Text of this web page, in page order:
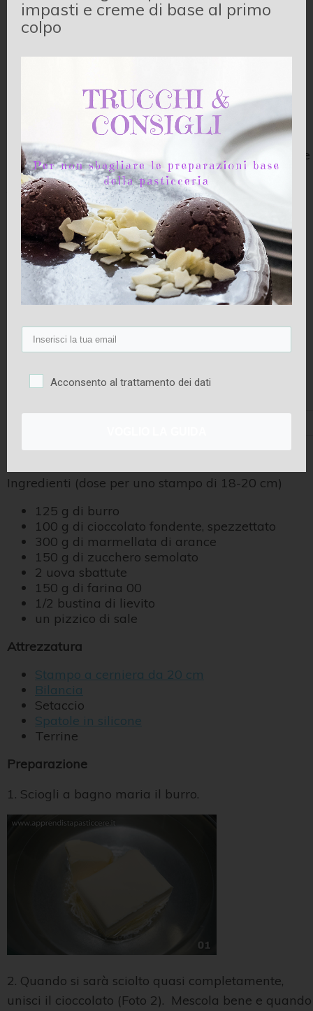
barattolo, un profumo delizioso. Allora ho pensato,
per ringraziare Francesca, di questo dono così
La ricetta è tratta dal libro “Delizie Divine (come
diventare una dea in cucina)” di Nigella Lawson. Il
titolo originale della ricetta è Store Cupboard
Chocolate-Orange Cake. La facilità di preparazione
è quasi imbarazzante, il risultato è strepitoso: un
torta cioccolatosa, con retrogusto all’arancia, che
rimane morbida e umida…..Francesca mi ha
detto…”quasi meglio della Sacher!”
20 minuti
50 minuti Bassa
Ingredienti (dose per uno stampo di 18-20 cm)
125 g di burro
100 g di cioccolato fondente, spezzettato
300 g di marmellata di arance
150 g di zucchero semolato
2 uova sbattute
150 g di farina 00
1/2 bustina di lievito
un pizzico di sale
Attrezzatura
Stampo a cerniera da 20 cm
Bilancia
Setaccio
Spatole in silicone
Terrine
Preparazione
1. Sciogli a bagno maria il burro.
2. Quando si sarà sciolto quasi completamente,
unisci il cioccolato (Foto 2). Mescola bene e quando
impasti e creme di base al primo
colpo
Acconsento al trattamento dei dati